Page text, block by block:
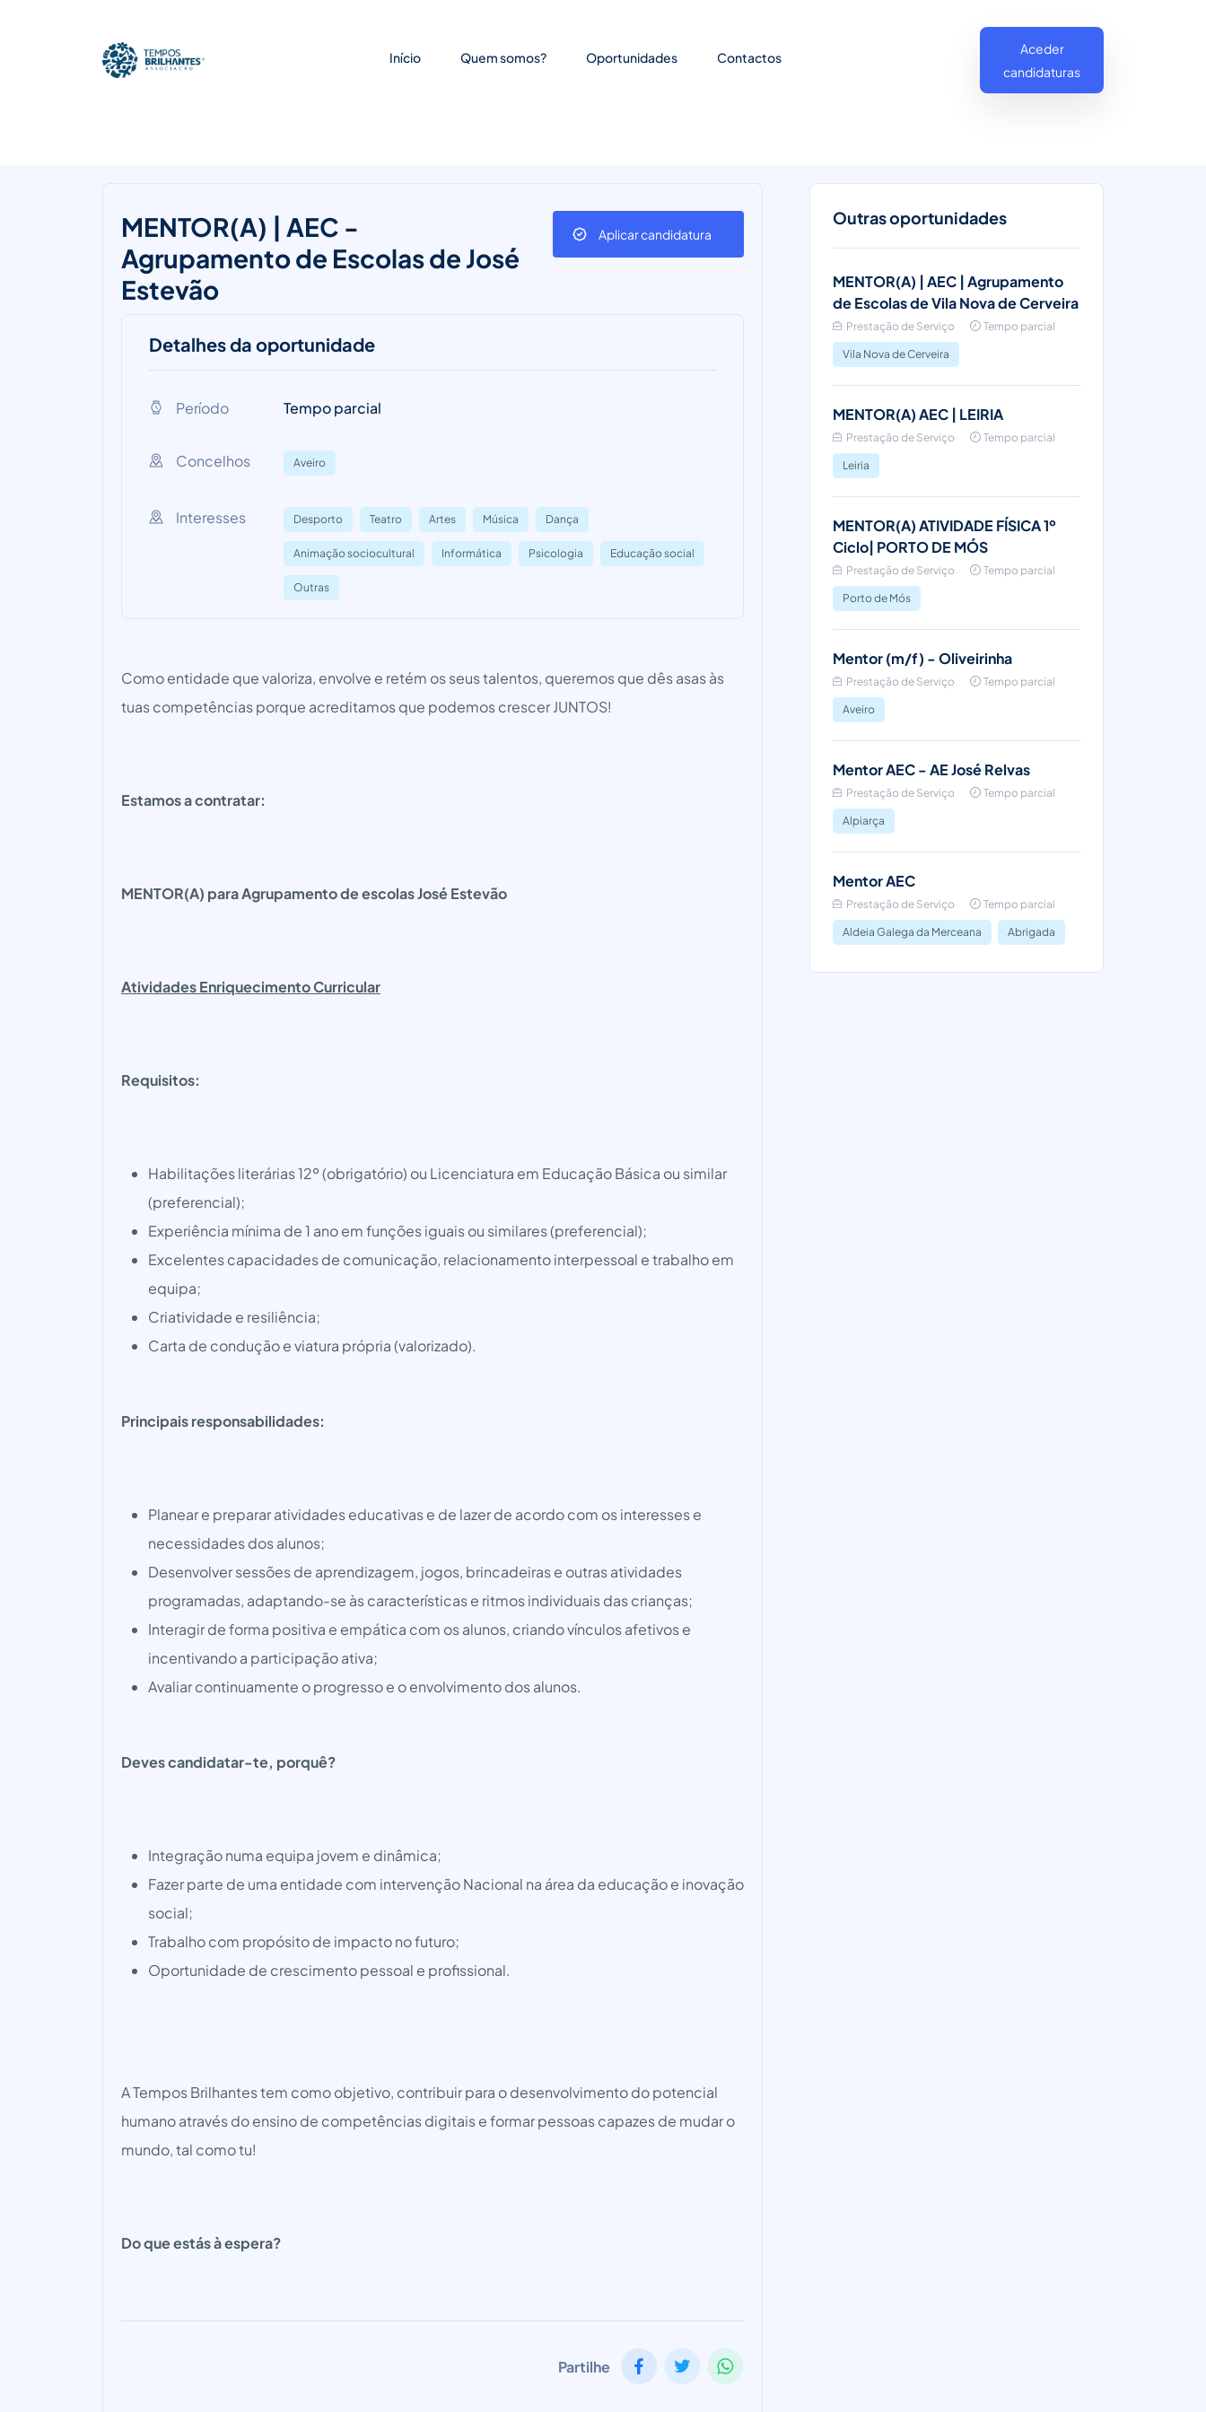
Início Quem somos? Oportunidades Contactos
Aceder
candidaturas
MENTOR(A) | AEC -
Agrupamento de Escolas de José
Estevão
Aplicar candidatura
Detalhes da oportunidade
Período Tempo parcial
Concelhos Aveiro
Interesses Desporto Teatro Artes Música Dança
Animação sociocultural Informática Psicologia Educação social
Outras
Como entidade que valoriza, envolve e retém os seus talentos, queremos que dês asas às
tuas competências porque acreditamos que podemos crescer JUNTOS!
Estamos a contratar:
MENTOR(A) para Agrupamento de escolas José Estevão
Atividades Enriquecimento Curricular
Requisitos:
Habilitações literárias 12º (obrigatório) ou Licenciatura em Educação Básica ou similar
(preferencial);
Experiência mínima de 1 ano em funções iguais ou similares (preferencial);
Excelentes capacidades de comunicação, relacionamento interpessoal e trabalho em
equipa;
Criatividade e resiliência;
Carta de condução e viatura própria (valorizado).
Principais responsabilidades:
Planear e preparar atividades educativas e de lazer de acordo com os interesses e
necessidades dos alunos;
Desenvolver sessões de aprendizagem, jogos, brincadeiras e outras atividades
programadas, adaptando-se às características e ritmos individuais das crianças;
Interagir de forma positiva e empática com os alunos, criando vínculos afetivos e
incentivando a participação ativa;
Avaliar continuamente o progresso e o envolvimento dos alunos.
Deves candidatar-te, porquê?
Integração numa equipa jovem e dinâmica;
Fazer parte de uma entidade com intervenção Nacional na área da educação e inovação
social;
Trabalho com propósito de impacto no futuro;
Oportunidade de crescimento pessoal e profissional.
A Tempos Brilhantes tem como objetivo, contribuir para o desenvolvimento do potencial
humano através do ensino de competências digitais e formar pessoas capazes de mudar o
mundo, tal como tu!
Do que estás à espera?
Partilhe
Outras oportunidades
MENTOR(A) | AEC | Agrupamento
de Escolas de Vila Nova de Cerveira
Prestação de Serviço Tempo parcial
Vila Nova de Cerveira
MENTOR(A) AEC | LEIRIA
Prestação de Serviço Tempo parcial
Leiria
MENTOR(A) ATIVIDADE FÍSICA 1º
Ciclo| PORTO DE MÓS
Prestação de Serviço Tempo parcial
Porto de Mós
Mentor (m/f) - Oliveirinha
Prestação de Serviço Tempo parcial
Aveiro
Mentor AEC - AE José Relvas
Prestação de Serviço Tempo parcial
Alpiarça
Mentor AEC
Prestação de Serviço Tempo parcial
Aldeia Galega da Merceana Abrigada